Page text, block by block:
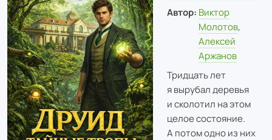
Автор: Виктор
Молотов,
Алексей
Аржанов
Тридцать лет
я вырубал деревья
и сколотил на этом
целое состояние.
А потом одно из них